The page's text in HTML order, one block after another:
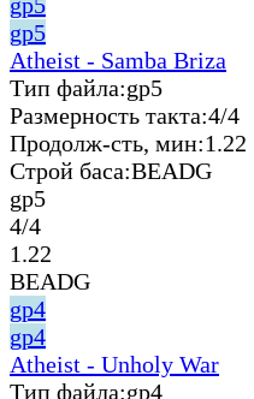
gp5
Atheist - Samba Briza
Тип файла:gp5
Размерность такта:4/4
Продолж-сть, мин:1.22
Строй баса:BEADG
gp5
4/4
1.22
BEADG
gp4
gp4
Atheist - Unholy War
Тип файла:gp4